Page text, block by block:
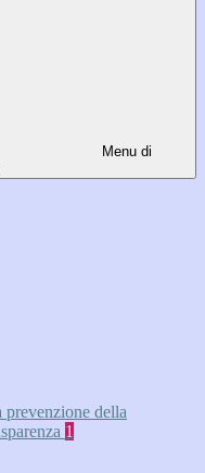
Menu di
prevenzione della
1